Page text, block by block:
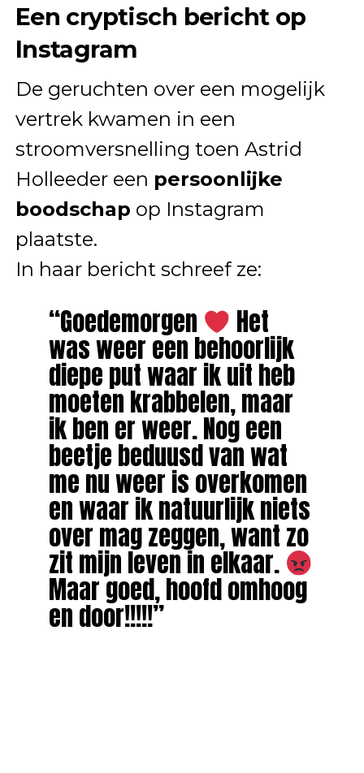
Een cryptisch bericht op
Instagram
De geruchten over een mogelijk
vertrek kwamen in een
stroomversnelling toen Astrid
Holleeder een persoonlijke
boodschap op Instagram
plaatste.
In haar bericht schreef ze:
“Goedemorgen Het
was weer een behoorlijk
diepe put waar ik uit heb
moeten krabbelen, maar
ik ben er weer. Nog een
beetje beduusd van wat
me nu weer is overkomen
en waar ik natuurlijk niets
over mag zeggen, want zo
zit mijn leven in elkaar.
Maar goed, hoofd omhoog
en door!!!!!”